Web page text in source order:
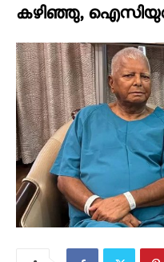
കഴിഞ്ഞു,